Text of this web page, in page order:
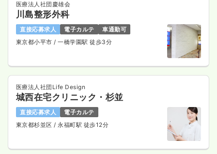
医療法人社団慶雄会
川島整形外科
直接応募求人 電子カルテ
車通勤可
東京都小平市 / 一橋学園駅 徒歩3分
医療法人社団Life Design
城西在宅クリニック・杉並
直接応募求人
電子カルテ
東京都杉並区 / 永福町駅 徒歩12分